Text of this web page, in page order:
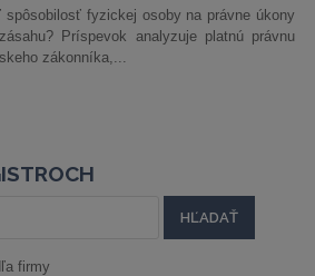
spôsobilosť fyzickej osoby na právne úkony
Príspevok analyzuje platnú právnu
zákonníka,...
firmy